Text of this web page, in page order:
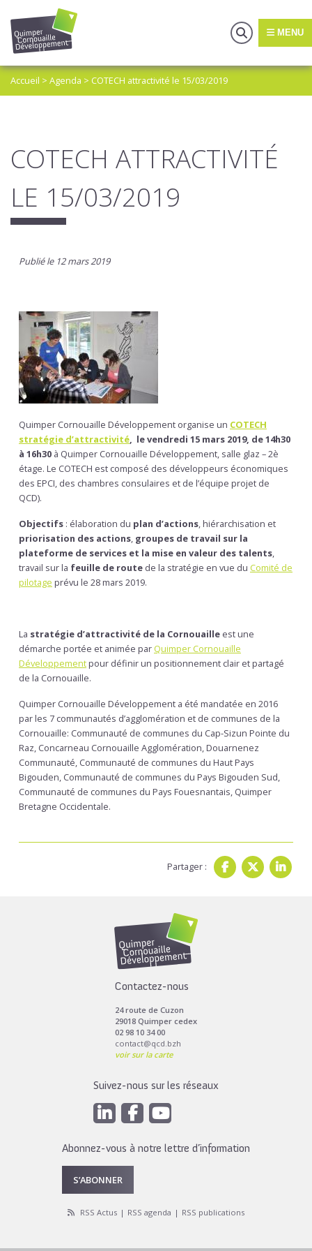
MENU
Accueil > Agenda > COTECH attractivité le 15/03/2019
COTECH ATTRACTIVITÉ
LE 15/03/2019
Publié le 12 mars 2019
Quimper Cornouaille Développement organise un COTECH
stratégie d’attractivité, le vendredi 15 mars 2019, de 14h30
à 16h30 à Quimper Cornouaille Développement, salle glaz – 2è
étage. Le COTECH est composé des développeurs économiques
des EPCI, des chambres consulaires et de l’équipe projet de
QCD).
Objectifs : élaboration du plan d’actions, hiérarchisation et
priorisation des actions, groupes de travail sur la
plateforme de services et la mise en valeur des talents,
travail sur la feuille de route de la stratégie en vue du Comité de
pilotage prévu le 28 mars 2019.
La stratégie d’attractivité de la Cornouaille est une
démarche portée et animée par Quimper Cornouaille
Développement pour définir un positionnement clair et partagé
de la Cornouaille.
Quimper Cornouaille Développement a été mandatée en 2016
par les 7 communautés d’agglomération et de communes de la
Cornouaille: Communauté de communes du Cap-Sizun Pointe du
Raz, Concarneau Cornouaille Agglomération, Douarnenez
Communauté, Communauté de communes du Haut Pays
Bigouden, Communauté de communes du Pays Bigouden Sud,
Communauté de communes du Pays Fouesnantais, Quimper
Bretagne Occidentale.
Partager :
Contactez-nous
24 route de Cuzon
29018 Quimper cedex
02 98 10 34 00
contact@qcd.bzh
voir sur la carte
Suivez-nous sur les réseaux
Abonnez-vous à notre lettre d’information
S’ABONNER
RSS Actus RSS agenda RSS publications